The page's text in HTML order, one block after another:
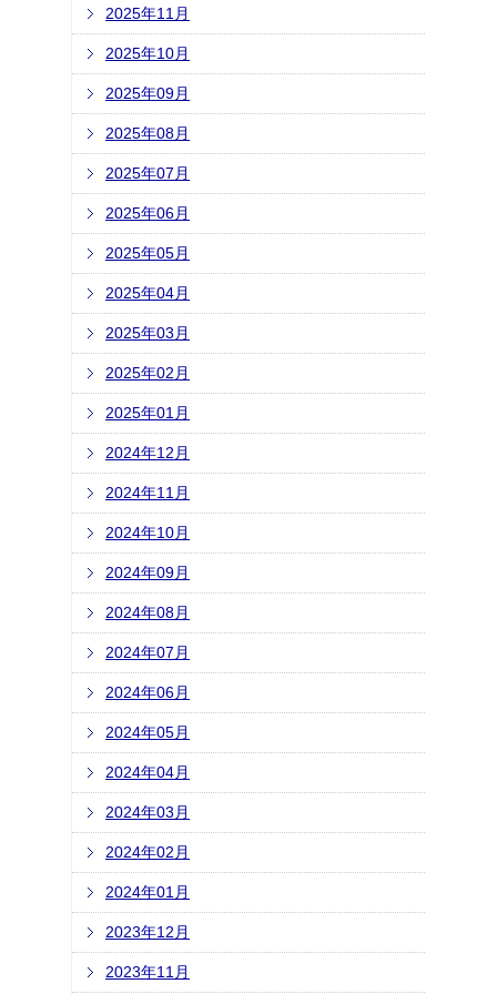
2025年11月
2025年10月
2025年09月
2025年08月
2025年07月
2025年06月
2025年05月
2025年04月
2025年03月
2025年02月
2025年01月
2024年12月
2024年11月
2024年10月
2024年09月
2024年08月
2024年07月
2024年06月
2024年05月
2024年04月
2024年03月
2024年02月
2024年01月
2023年12月
2023年11月